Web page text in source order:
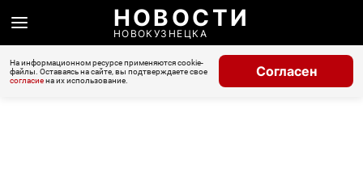
НОВОСТИ
НОВОКУЗНЕЦКА
На информационном ресурсе применяются cookie-
файлы. Оставаясь на сайте, вы подтверждаете свое
согласиена их использование.
Согласен